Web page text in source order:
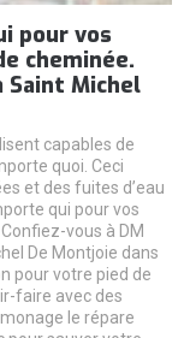
pour vos
cheminée.
Saint Michel
capables de
quoi. Ceci
et des fuites d’eau
qui pour vos
vous à DM
De Montjoie dans
pour votre pied de
faire avec des
le répare